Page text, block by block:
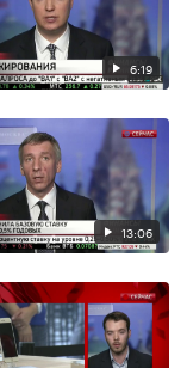
6:19
13:06